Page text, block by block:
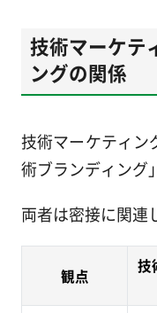
技術マーケテ
ングの関係
技術マーケティン
術ブランディング
両者は密接に関連
観点
技